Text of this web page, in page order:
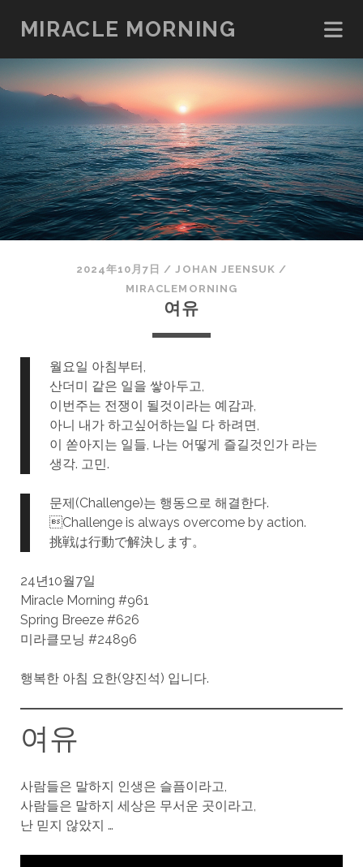
MIRACLE MORNING
2024年10月7日 /JOHAN JEENSUK /
MIRACLEMORNING
여유
월요일 아침부터,
산더미 같은 일을 쌓아두고,
이번주는 전쟁이 될것이라는 예감과,
아니 내가 하고싶어하는일 다 하려면,
이 쏟아지는 일들, 나는 어떻게 즐길것인가 라는
생각. 고민.
문제(Challenge)는 행동으로 해결한다.
Challenge is always overcome by action.
挑戦は行動で解決します。
24년10월7일
Miracle Morning #961
Spring Breeze #626
미라클모닝 #24896
행복한 아침 요한(양진석) 입니다.
여유
사람들은 말하지 인생은 슬픔이라고,
사람들은 말하지 세상은 무서운 곳이라고,
난 믿지 않았지 …